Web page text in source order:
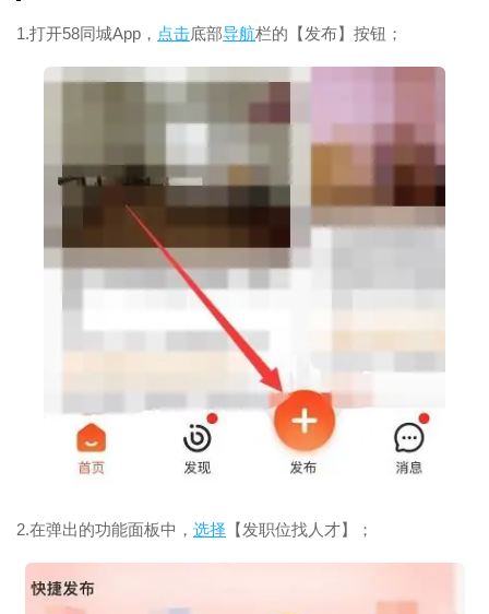
1.打开58同城App， 点击底部导航栏的【发布】按钮；
2.在弹出的功能面板中， 选择 【发职位找人才】；